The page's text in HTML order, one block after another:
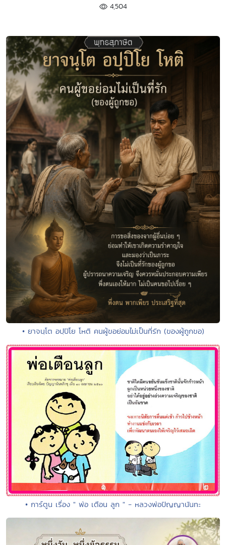
4,504
• ยาจนฺโต อปฺปิโย โหติ คนผู้ขอย่อมไม่เป็นที่รัก (ของผู้ถูกขอ)
• การ์ตูน เรื่อง " พ่อ เตือน ลูก " - หลวงพ่อปัญญานันทะ